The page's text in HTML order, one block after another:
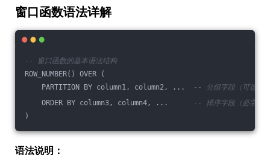
窗口函数语法详解
-- 窗口函数的基本语法结构
ROW_NUMBER() OVER (
PARTITION BY column1, column2, ...
-- 分组字段（可选）
ORDER BY column3, column4, ...
-- 排序字段（必需）
)
语法说明：